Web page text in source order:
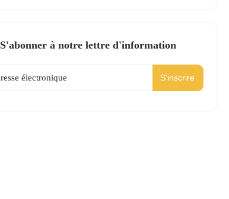
S'abonner à notre lettre d'information
S'inscrire